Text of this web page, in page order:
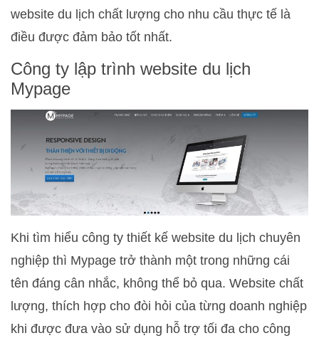
website du lịch chất lượng cho nhu cầu thực tế là
điều được đảm bảo tốt nhất.
Công ty lập trình website du lịch
Mypage
Khi tìm hiểu công ty thiết kế website du lịch chuyên
nghiệp thì Mypage trở thành một trong những cái
tên đáng cân nhắc, không thể bỏ qua. Website chất
lượng, thích hợp cho đòi hỏi của từng doanh nghiệp
khi được đưa vào sử dụng hỗ trợ tối đa cho công